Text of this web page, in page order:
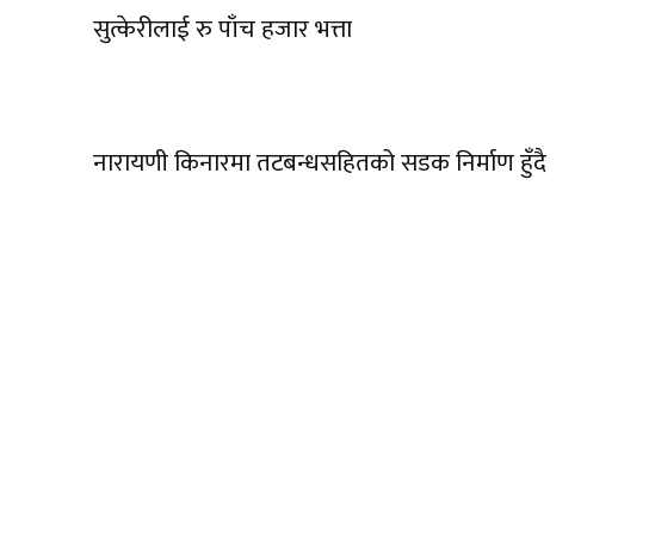
सुत्केरीलाई रु पाँच हजार भत्ता
नारायणी किनारमा तटबन्धसहितको सडक निर्माण हुँदै